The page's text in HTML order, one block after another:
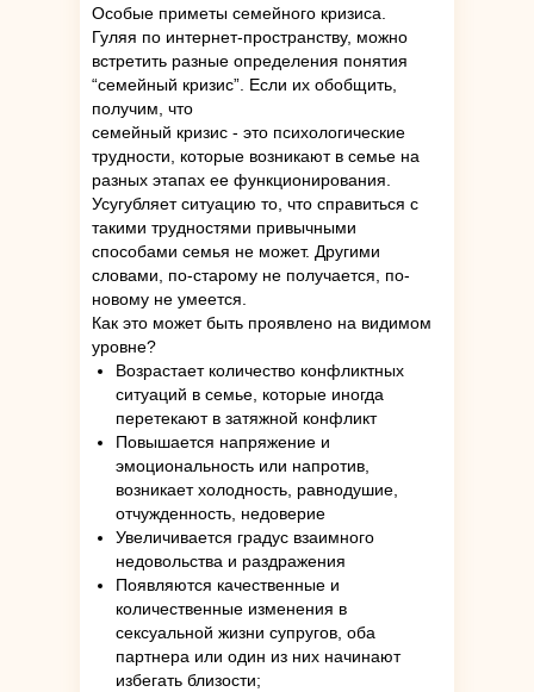
Особые приметы семейного кризиса.
Гуляя по интернет-пространству, можно
встретить разные определения понятия
“семейный кризис”. Если их обобщить,
получим, что
семейный кризис - это психологические
трудности, которые возникают в семье на
разных этапах ее функционирования.
Усугубляет ситуацию то, что справиться с
такими трудностями привычными
способами семья не может. Другими
словами, по-старому не получается, по-
новому не умеется.
Как это может быть проявлено на видимом
уровне?
Возрастает количество конфликтных
ситуаций в семье, которые иногда
перетекают в затяжной конфликт
Повышается напряжение и
эмоциональность или напротив,
возникает холодность, равнодушие,
отчужденность, недоверие
Увеличивается градус взаимного
недовольства и раздражения
Появляются качественные и
количественные изменения в
сексуальной жизни супругов, оба
партнера или один из них начинают
избегать близости;